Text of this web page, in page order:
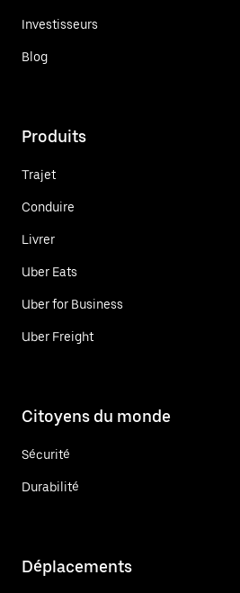
Investisseurs
Blog
Produits
Trajet
Conduire
Livrer
Uber Eats
Uber for Business
Uber Freight
Citoyens du monde
Sécurité
Durabilité
Déplacements